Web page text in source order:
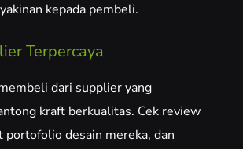
kepada pembeli.
Terpercaya
dari supplier yang
kraft berkualitas. Cek review
portofolio desain mereka, dan